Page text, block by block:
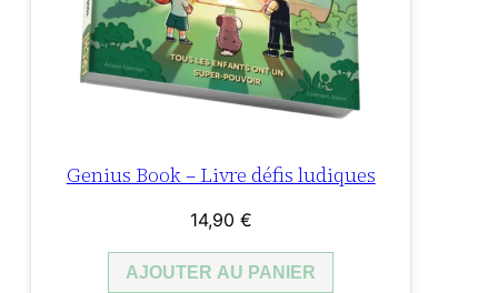
Genius Book – Livre défis ludiques
14,90 €
AJOUTER AU PANIER